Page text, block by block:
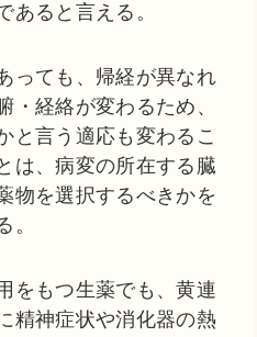
あると言える。
っても、帰経が異なれ
・経絡が変わるため、
と言う適応も変わるこ
は、病変の所在する臓
物を選択するべきかを
。
をもつ生薬でも、黄連
精神症状や消化器の熱